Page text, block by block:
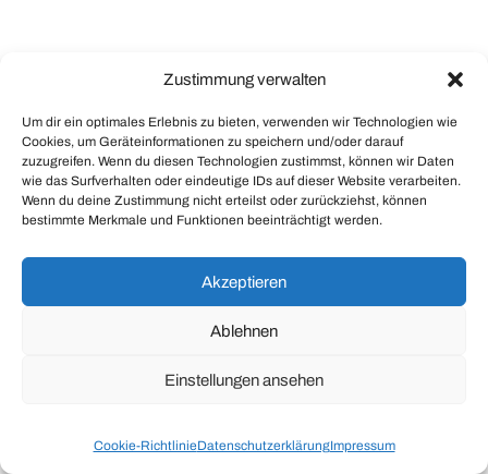
Zustimmung verwalten
Um dir ein optimales Erlebnis zu bieten, verwenden wir Technologien wie
Cookies, um Geräteinformationen zu speichern und/oder darauf
zuzugreifen. Wenn du diesen Technologien zustimmst, können wir Daten
wie das Surfverhalten oder eindeutige IDs auf dieser Website verarbeiten.
Wenn du deine Zustimmung nicht erteilst oder zurückziehst, können
bestimmte Merkmale und Funktionen beeinträchtigt werden.
Akzeptieren
Ablehnen
Einstellungen ansehen
Cookie-RichtlinieDatenschutzerklärungImpressum
Theme byAnders Norén